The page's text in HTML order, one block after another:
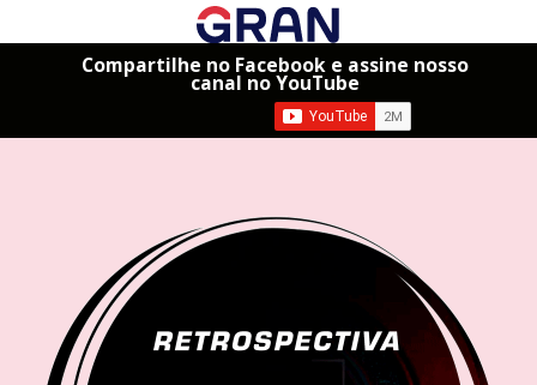
Compartilhe no Facebook e assine nosso
canal no YouTube